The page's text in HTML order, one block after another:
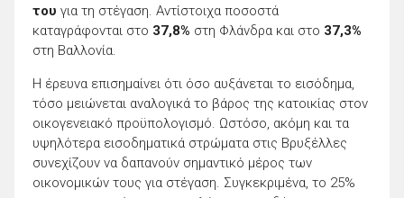
του για τη στέγαση. Αντίστοιχα ποσοστά
καταγράφονται στο 37,8% στη Φλάνδρα και στο 37,3%
στη Βαλλονία.
Η έρευνα επισημαίνει ότι όσο αυξάνεται το εισόδημα,
τόσο μειώνεται αναλογικά το βάρος της κατοικίας στον
οικογενειακό προϋπολογισμό. Ωστόσο, ακόμη και τα
υψηλότερα εισοδηματικά στρώματα στις Βρυξέλλες
συνεχίζουν να δαπανούν σημαντικό μέρος των
οικονομικών τους για στέγαση. Συγκεκριμένα, το 25%